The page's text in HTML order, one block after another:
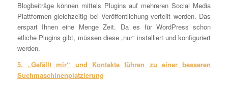
Blogbeiträge können mittels Plugins auf mehreren Social Media
Plattformen gleichzeitig bei Veröffentlichung verteilt werden. Das
erspart Ihnen eine Menge Zeit. Da es für WordPress schon
etliche Plugins gibt, müssen diese „nur“ installiert und konfiguriert
werden.
5. „Gefällt mir“ und Kontakte führen zu einer besseren
Suchmaschinenplatzierung